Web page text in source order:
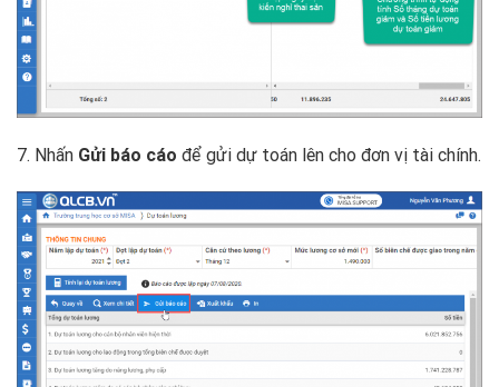
7. Nhấn Gửi báo cáo để gửi dự toán lên cho đơn vị tài chính.